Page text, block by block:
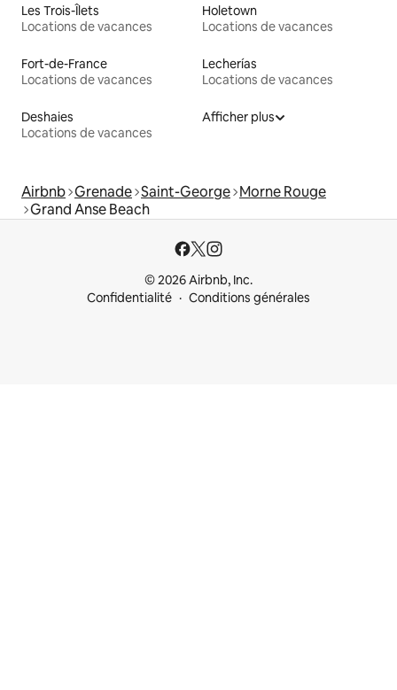
Les Trois-Îlets
Locations de vacances
Holetown
Locations de vacances
Fort-de-France
Locations de vacances
Lecherías
Locations de vacances
Deshaies
Locations de vacances
Afficher plus
Airbnb Grenade Saint-George Morne Rouge
Grand Anse Beach
© 2026 Airbnb, Inc.
Confidentialité
Conditions générales